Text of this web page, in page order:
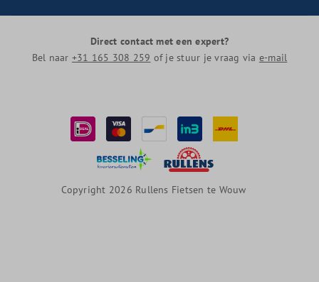
Direct contact met een expert?
Bel naar +31 165 308 259 of je stuur je vraag via e-mail
Copyright 2026 Rullens Fietsen te Wouw